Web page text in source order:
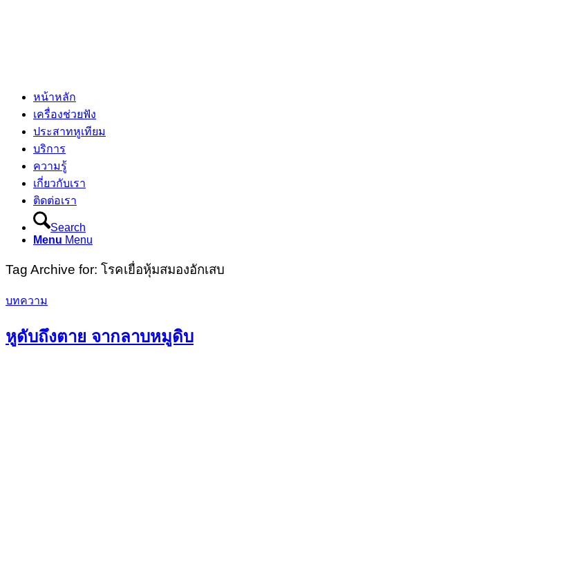
หน้าหลัก
เครื่องช่วยฟัง
ประสาทหูเทียม
บริการ
ความรู้
เกี่ยวกับเรา
ติดต่อเรา
Search
Menu Menu
Tag Archive for: โรคเยื่อหุ้มสมองอักเสบ
บทความ
หูดับถึงตาย จากลาบหมูดิบ